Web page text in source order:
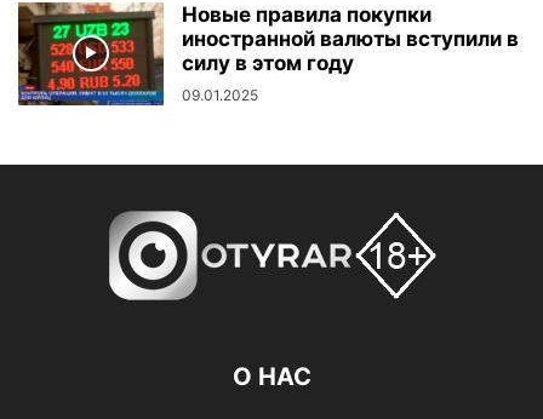
Новые правила покупки
иностранной валюты вступили в
силу в этом году
09.01.2025
О НАС